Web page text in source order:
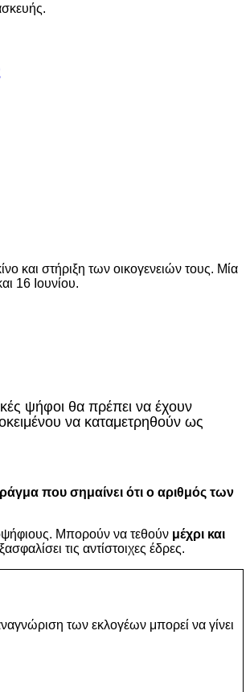
και στήριξη των οικογενειών τους. Μία
16 Ιουνίου.
ψήφοι θα πρέπει να έχουν
να καταμετρηθούν ως
που σημαίνει ότι ο αριθμός των
Μπορούν να τεθούν μέχρι και
τις αντίστοιχες έδρες.
των εκλογέων μπορεί να γίνει